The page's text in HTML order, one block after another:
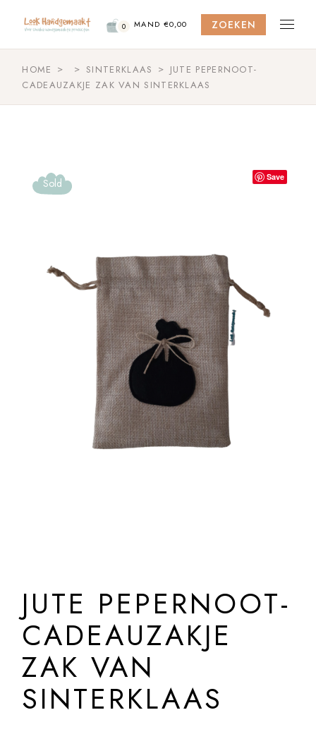
content
0 MAND €0,00 ZOEKEN
HOME SINTERKLAAS
JUTE PEPERNOOT-
CADEAUZAKJE ZAK VAN SINTERKLAAS
Sold Save
JUTE PEPERNOOT-
CADEAUZAKJE
ZAK VAN
SINTERKLAAS